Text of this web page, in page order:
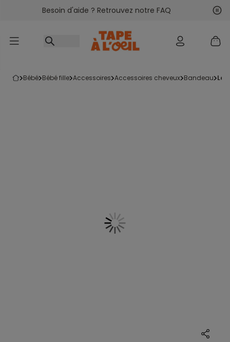
Accéder au contenu
Besoin d'aide ? Retrouvez notre FAQ
bébé bébé fille accessoires accessoires cheveux bandeau le